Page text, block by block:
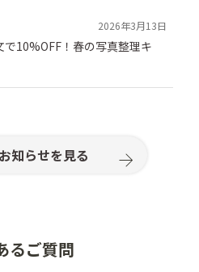
10%OFF！春の写真整理キ
知らせを見る
るご質問